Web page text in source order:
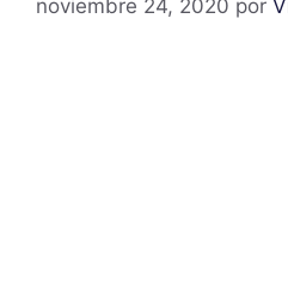
noviembre 24, 2020 por